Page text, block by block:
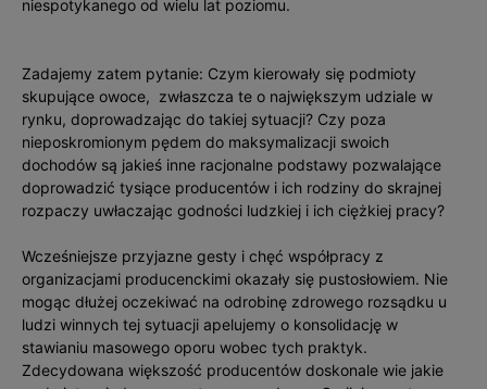
niespotykanego od wielu lat poziomu.
Zadajemy zatem pytanie: Czym kierowały się podmioty
skupujące owoce, zwłaszcza te o największym udziale w
rynku, doprowadzając do takiej sytuacji? Czy poza
nieposkromionym pędem do maksymalizacji swoich
dochodów są jakieś inne racjonalne podstawy pozwalające
doprowadzić tysiące producentów i ich rodziny do skrajnej
rozpaczy uwłaczając godności ludzkiej i ich ciężkiej pracy?
Wcześniejsze przyjazne gesty i chęć współpracy z
organizacjami producenckimi okazały się pustosłowiem. Nie
mogąc dłużej oczekiwać na odrobinę zdrowego rozsądku u
ludzi winnych tej sytuacji apelujemy o konsolidację w
stawianiu masowego oporu wobec tych praktyk.
Zdecydowana większość producentów doskonale wie jakie